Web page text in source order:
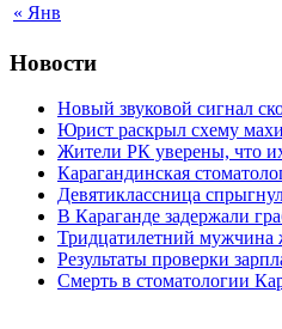
« Янв
Новости
Новый звуковой сигнал
Юрист раскрыл схему
Жители РК уверены, что
Карагандинская
Девятиклассница
В Караганде задержали
Тридцатилетний мужчина
Результаты проверки
Смерть в стоматологии